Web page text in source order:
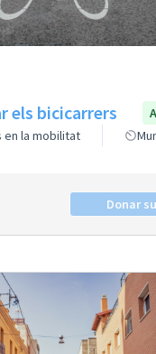
els bicicarrers
en la mobilitat
Donar